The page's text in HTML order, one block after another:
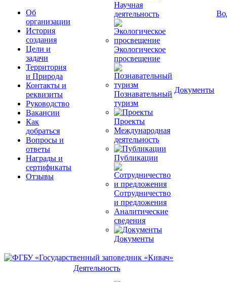
Об
организации
История
создания
Цели и
задачи
Территория
и Природа
Контакты и
реквизиты
Руководство
Вакансии
Как
добраться
Вопросы и
ответы
Награды и
сертификаты
Отзывы
Научная
деятельность
Экологическое
просвещение
Познавательный
туризм
Проекты
Международная
деятельность
Публикации
Сотрудничество
и предложения
Аналитические
сведения
Документы
Документы
Деятельность